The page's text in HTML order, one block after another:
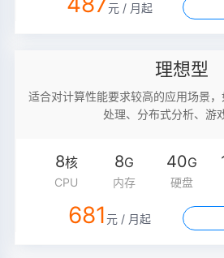
元 / 月起
理想型
适合对计算性能要求较高的应用场景
处理、分布式分析、游
8核
CPU
8G
内存
40G
硬盘
681元 / 月起